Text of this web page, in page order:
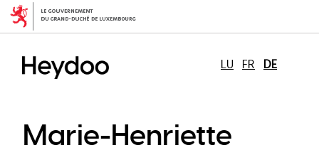
Direkt
zum
LU
FR DE
Marie-Henriette